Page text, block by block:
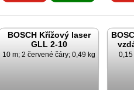
BOSCH Křížový laser
GLL 2-10
10 m; 2 červené čáry; 0,49 kg 0,15